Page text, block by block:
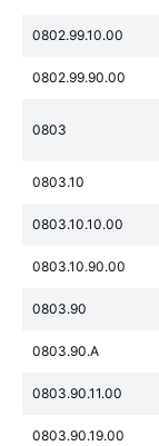
0802.99.10.00
0802.99.90.00
0803
0803.10
0803.10.10.00
0803.10.90.00
0803.90
0803.90.A
0803.90.11.00
0803.90.19.00